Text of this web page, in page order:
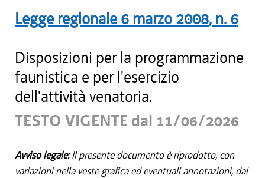
Legge regionale 6 marzo 2008, n. 6
Disposizioni per la programmazione
faunistica e per l'esercizio
dell'attività venatoria.
TESTO VIGENTE dal 11/06/2026
Avviso legale:Il presente documento è riprodotto, con
variazioni nella veste grafica ed eventuali annotazioni, dal